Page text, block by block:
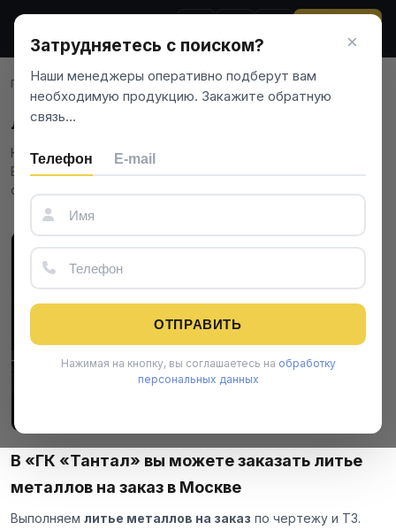
Главная / Услуги / Литье металлов
Литье металлов
Компания Тантал выполняет литье металла на заказ.
Воспользуйтесь качественным услугой по выгодной цене
от профессионалов. Звоните по номеру 8-800-222-86-39.
В «ГК «Тантал» вы можете заказать литье
металлов на заказ в Москве
Выполняем литье металлов на заказ по чертежу и ТЗ.
×
Затрудняетесь с поиском?
Наши менеджеры оперативно подберут вам
необходимую продукцию. Закажите обратную
связь…
Телефон E-mail
ОТПРАВИТЬ
Нажимая на кнопку, вы соглашаетесь на обработку
персональных данных